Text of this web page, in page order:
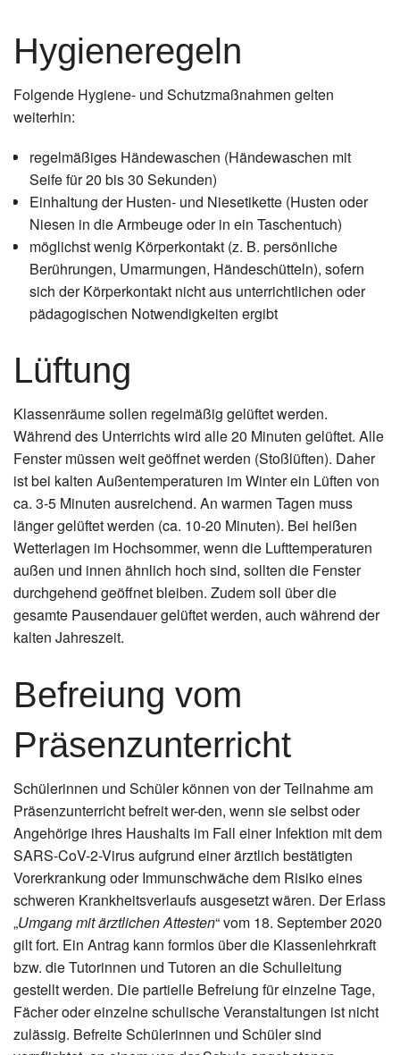
Hygieneregeln
Folgende Hygiene- und Schutzmaßnahmen gelten
weiterhin:
regelmäßiges Händewaschen (Händewaschen mit
Seife für 20 bis 30 Sekunden)
Einhaltung der Husten- und Niesetikette (Husten oder
Niesen in die Armbeuge oder in ein Taschentuch)
möglichst wenig Körperkontakt (z. B. persönliche
Berührungen, Umarmungen, Händeschütteln), sofern
sich der Körperkontakt nicht aus unterrichtlichen oder
pädagogischen Notwendigkeiten ergibt
Lüftung
Klassenräume sollen regelmäßig gelüftet werden.
Während des Unterrichts wird alle 20 Minuten gelüftet. Alle
Fenster müssen weit geöffnet werden (Stoßlüften). Daher
ist bei kalten Außentemperaturen im Winter ein Lüften von
ca. 3-5 Minuten ausreichend. An warmen Tagen muss
länger gelüftet werden (ca. 10-20 Minuten). Bei heißen
Wetterlagen im Hochsommer, wenn die Lufttemperaturen
außen und innen ähnlich hoch sind, sollten die Fenster
durchgehend geöffnet bleiben. Zudem soll über die
gesamte Pausendauer gelüftet werden, auch während der
kalten Jahreszeit.
Befreiung vom
Präsenzunterricht
Schülerinnen und Schüler können von der Teilnahme am
Präsenzunterricht befreit wer-den, wenn sie selbst oder
Angehörige ihres Haushalts im Fall einer Infektion mit dem
SARS-CoV-2-Virus aufgrund einer ärztlich bestätigten
Vorerkrankung oder Immunschwäche dem Risiko eines
schweren Krankheitsverlaufs ausgesetzt wären. Der Erlass
„Umgang mit ärztlichen Attesten“ vom 18. September 2020
gilt fort. Ein Antrag kann formlos über die Klassenlehrkraft
bzw. die Tutorinnen und Tutoren an die Schulleitung
gestellt werden. Die partielle Befreiung für einzelne Tage,
Fächer oder einzelne schulische Veranstaltungen ist nicht
zulässig. Befreite Schülerinnen und Schüler sind